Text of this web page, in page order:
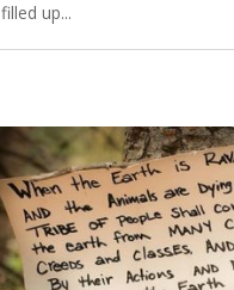
filled up...